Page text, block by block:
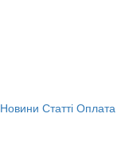
Новини Статті Оплата